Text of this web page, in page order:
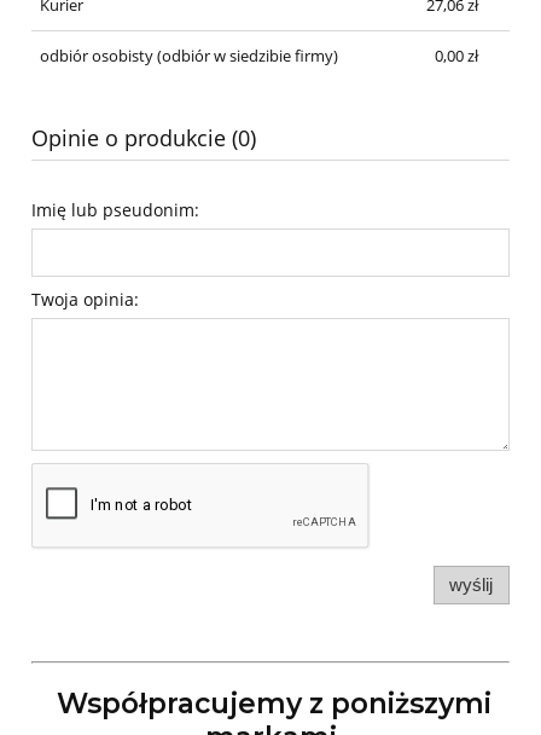
Kurier
27,06 zł
odbiór osobisty(odbiór w siedzibie firmy) 0,00 zł
Opinie o produkcie (0)
Imię lub pseudonim:
Twoja opinia:
wyślij
Współpracujemy z poniższymi